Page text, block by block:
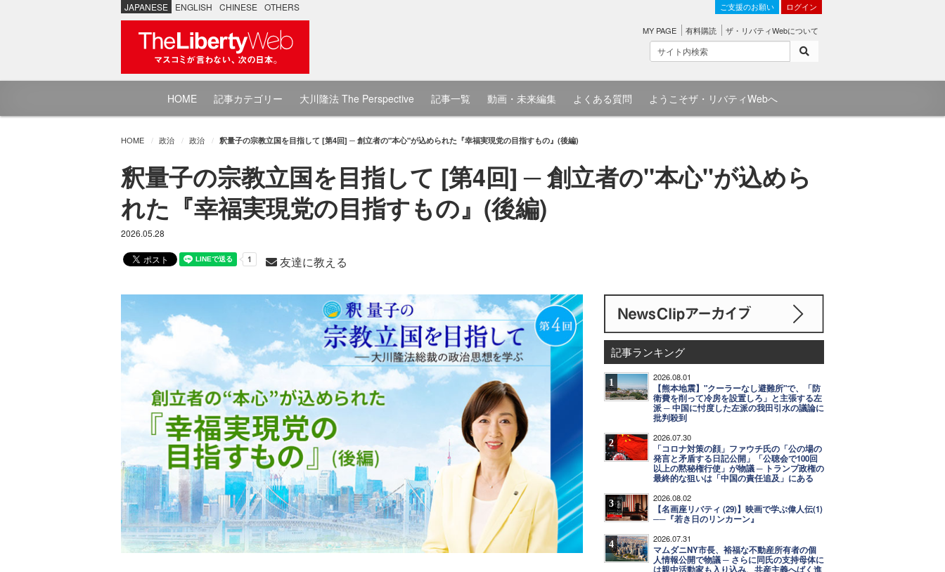
JAPANESE ENGLISH CHINESE OTHERS ご支援のお願い ログイン
MY PAGE 有料購読 ザ・リバティWebについて
HOME 記事カテゴリー 大川隆法 The Perspective 記事一覧 動画・未来編集 よくある質問 ようこそザ・リバティWebへ
HOME 政治 政治 釈量子の宗教立国を目指して [第4回] ─ 創立者の"本心"が込められた『幸福実現党の目指すもの』(後編)
釈量子の宗教立国を目指して [第4回] ─ 創立者の"本心"が込めら
れた『幸福実現党の目指すもの』(後編)
2026.05.28
友達に教える
記事ランキング
1 2026.08.01
【熊本地震】"クーラーなし避難所"で、「防
衛費を削って冷房を設置しろ」と主張する左
派 ─ 中国に忖度した左派の我田引水の議論に
批判殺到
2 2026.07.30
「コロナ対策の顔」ファウチ氏の「公の場の
発言と矛盾する日記公開」「公聴会で100回
以上の黙秘権行使」が物議 ─ トランプ政権の
最終的な狙いは「中国の責任追及」にある
3 2026.08.02
【名画座リバティ (29)】映画で学ぶ偉人伝(1)
──『若き日のリンカーン』
4 2026.07.31
マムダニNY市長、裕福な不動産所有者の個
人情報公開で物議 ─ さらに同氏の支持母体に
は親中活動家も入り込み、共産主義へばく進